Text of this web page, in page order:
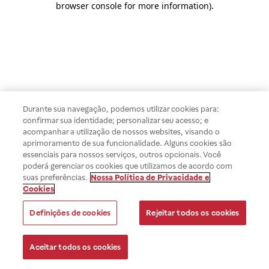
browser console for more information).
Durante sua navegação, podemos utilizar cookies para:
confirmar sua identidade; personalizar seu acesso; e
acompanhar a utilização de nossos websites, visando o
aprimoramento de sua funcionalidade. Alguns cookies são
essenciais para nossos serviços, outros opcionais. Você
poderá gerenciar os cookies que utilizamos de acordo com
suas preferências. Nossa Política de Privacidade e
Cookies
Definições de cookies Rejeitar todos os cookies
Aceitar todos os cookies